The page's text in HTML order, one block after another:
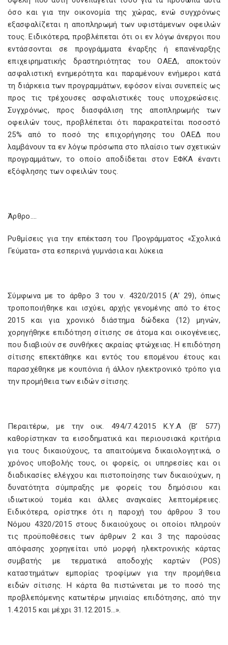
όσο και για την οικονομία της χώρας, ενώ συγχρόνως
εξασφαλίζεται η αποπληρωμή των υφιστάμενων οφειλών
τους. Ειδικότερα, προβλέπεται ότι οι εν λόγω άνεργοι που
εντάσσονται σε προγράμματα έναρξης ή επανέναρξης
επιχειρηματικής δραστηριότητας του ΟΑΕΔ, αποκτούν
ασφαλιστική ενημερότητα και παραμένουν ενήμεροι κατά
τη διάρκεια των προγραμμάτων, εφόσον είναι συνεπείς ως
προς τις τρέχουσες ασφαλιστικές τους υποχρεώσεις.
Συγχρόνως, προς διασφάλιση της αποπληρωμής των
οφειλών τους, προβλέπεται ότι παρακρατείται ποσοστό
25% από το ποσό της επιχορήγησης του ΟΑΕΔ που
λαμβάνουν τα εν λόγω πρόσωπα στο πλαίσιο των σχετικών
προγραμμάτων, το οποίο αποδίδεται στον ΕΦΚΑ έναντι
εξόφλησης των οφειλών τους.
Άρθρο….
Ρυθμίσεις για την επέκταση του Προγράμματος «Σχολικά
Γεύματα» στα εσπερινά γυμνάσια και λύκεια
Σύμφωνα με το άρθρο 3 του ν. 4320/2015 (Α’ 29), όπως
τροποποιήθηκε και ισχύει, αρχής γενομένης από το έτος
2015 και για χρονικό διάστημα δώδεκα (12) μηνών,
χορηγήθηκε επιδότηση σίτισης σε άτομα και οικογένειες,
που διαβιούν σε συνθήκες ακραίας φτώχειας. Η επιδότηση
σίτισης επεκτάθηκε και εντός του επομένου έτους και
παρασχέθηκε με κουπόνια ή άλλον ηλεκτρονικό τρόπο για
την προμήθεια των ειδών σίτισης.
Περαιτέρω, με την οικ. 494/7.4.2015 Κ.Υ.Α (Β’ 577)
καθορίστηκαν τα εισοδηματικά και περιουσιακά κριτήρια
για τους δικαιούχους, τα απαιτούμενα δικαιολογητικά, ο
χρόνος υποβολής τους, οι φορείς, οι υπηρεσίες και οι
διαδικασίες ελέγχου και πιστοποίησης των δικαιούχων, η
δυνατότητα σύμπραξης με φορείς του δημόσιου και
ιδιωτικού τομέα και άλλες αναγκαίες λεπτομέρειες.
Ειδικότερα, ορίστηκε ότι η παροχή του άρθρου 3 του
Νόμου 4320/2015 στους δικαιούχους οι οποίοι πληρούν
τις προϋποθέσεις των άρθρων 2 και 3 της παρούσας
απόφασης χορηγείται υπό μορφή ηλεκτρονικής κάρτας
συμβατής με τερματικά αποδοχής καρτών (POS)
καταστημάτων εμπορίας τροφίμων για την προμήθεια
ειδών σίτισης. Η κάρτα θα πιστώνεται με το ποσό της
προβλεπόμενης κατωτέρω μηνιαίας επιδότησης, από την
1.4.2015 και μέχρι 31.12.2015…».